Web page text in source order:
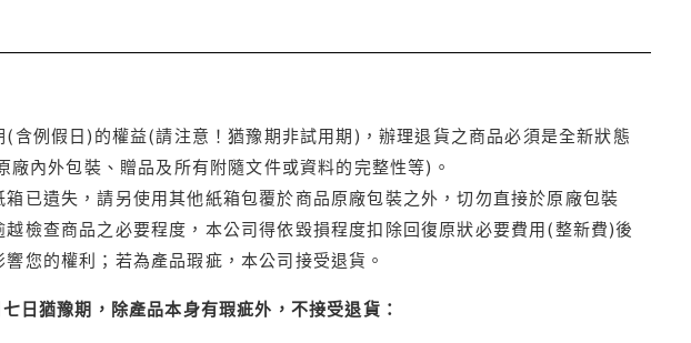
例假日)的權益(請注意！猶豫期非試用期)，辦理退貨之商品必須是全新狀態
內外包裝、贈品及所有附隨文件或資料的完整性等)。
已遺失，請另使用其他紙箱包覆於商品原廠包裝之外，切勿直接於原廠包裝
檢查商品之必要程度，本公司得依毀損程度扣除回復原狀必要費用(整新費)後
您的權利；若為產品瑕疵，本公司接受退貨。
日猶豫期，除產品本身有瑕疵外，不接受退貨：